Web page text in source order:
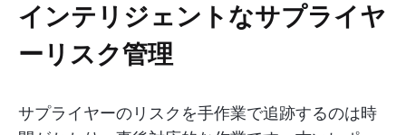
インテリジェントなサプライヤ
ーリスク管理
サプライヤーのリスクを手作業で追跡するのは時